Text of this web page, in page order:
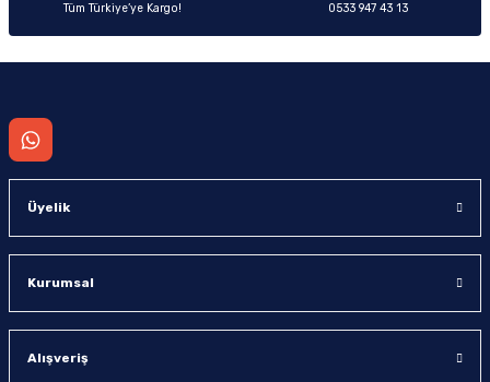
Tüm Türkiye’ye Kargo! 0533 947 43 13
Üyelik
Kurumsal
Alışveriş